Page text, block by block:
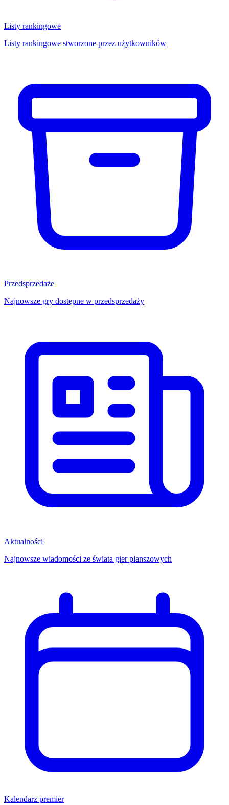
Listy rankingowe
Listy rankingowe stworzone przez użytkowników
Przedsprzedaże
Najnowsze gry dostępne w przedsprzedaży
Aktualności
Najnowsze wiadomości ze świata gier planszowych
Kalendarz premier